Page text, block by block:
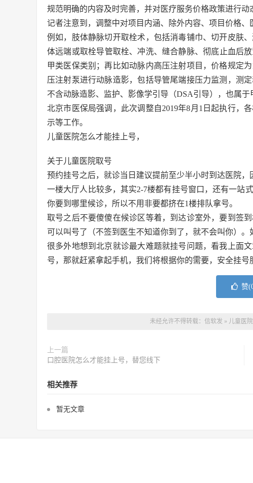
规范明确的内容及时完善，并对医疗服务价格政策进行动
记者注意到，调整中对项目内涵、除外内容、项目价格、
例如，肢体静脉切开取栓术，包括消毒铺巾、切开皮肤
体远端或取栓导管取栓、冲洗、缝合静脉、彻底止血后
甲类医保类别；再比如动脉内高压注射项目，价格规定
压注射泵进行动脉造影，包括导管尾端接压力监测，测
不含动脉造影、监护、影像学引导（DSA引导），也属于
北京市医保局强调，此次调整自2019年8月1日起执行，
示等工作。
儿童医院怎么才能挂上号，
关于儿童医院取号
预约挂号之后，就诊当日建议提前至少半小时到达医院，
一楼大厅人比较多，其实2-7楼都有挂号窗口，还有一站
你要到哪里候诊，所以不用非要都挤在1楼排队拿号。
取号之后不要傻傻在候诊区等着，到达诊室外，要到签
可以叫号了（不签到医生不知道你到了，就不会叫你）。
很多外地想到北京就诊最大难题就挂号问题，看我上面
号，那就赶紧拿起手机，我们将根据你的需要，安全挂号
赞(
未经允许不得转载： 信软发 » 儿童医
上一篇
口腔医院怎么才能挂上号，替您线下
相关推荐
暂无文章